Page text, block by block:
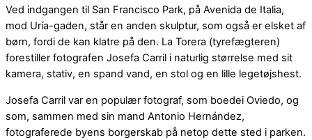
Ved indgangen til San Francisco Park, på Avenida de Italia,
mod Uría-gaden, står en anden skulptur, som også er elsket af
børn, fordi de kan klatre på den. La Torera (tyrefægteren)
forestiller fotografen Josefa Carril i naturlig størrelse med sit
kamera, stativ, en spand vand, en stol og en lille legetøjshest.
Josefa Carril var en populær fotograf, som boedei Oviedo, og
som, sammen med sin mand Antonio Hernández,
fotograferede byens borgerskab på netop dette sted i parken.